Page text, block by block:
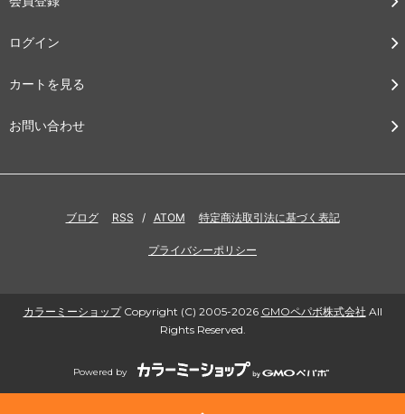
ログイン
カートを見る
お問い合わせ
ブログ RSS / ATOM 特定商法取引法に基づく表記
プライバシーポリシー
カラーミーショップCopyright (C) 2005-2026 GMOペパボ株式会社 All
Rights Reserved.
Powered by